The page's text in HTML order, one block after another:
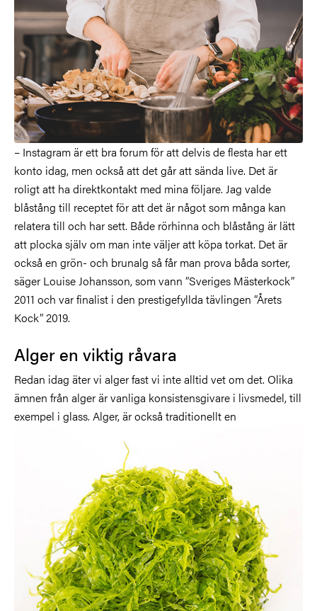
– Instagram är ett bra forum för att delvis de flesta har ett
konto idag, men också att det går att sända live. Det är
roligt att ha direktkontakt med mina följare. Jag valde
blåstång till receptet för att det är något som många kan
relatera till och har sett. Både rörhinna och blåstång är lätt
att plocka själv om man inte väljer att köpa torkat. Det är
också en grön- och brunalg så får man prova båda sorter,
säger Louise Johansson, som vann ”Sveriges Mästerkock”
2011 och var finalist i den prestigefyllda tävlingen ”Årets
Kock” 2019.
Alger en viktig råvara
Redan idag äter vi alger fast vi inte alltid vet om det. Olika
ämnen från alger är vanliga konsistensgivare i livsmedel, till
exempel i glass. Alger, är också traditionellt en